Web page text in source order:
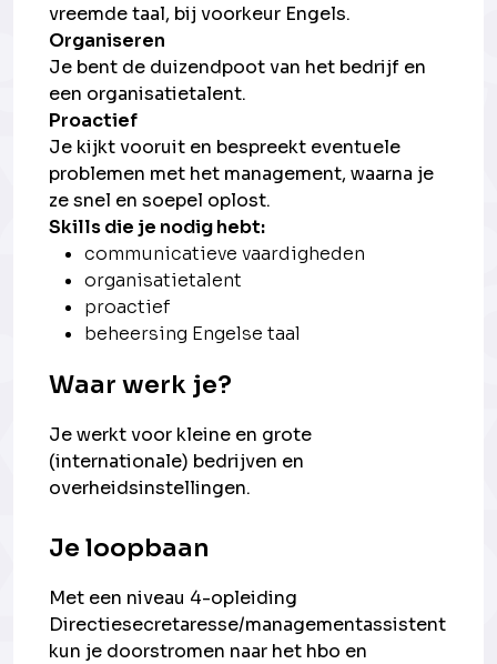
vreemde taal, bij voorkeur Engels.
Organiseren
Je bent de duizendpoot van het bedrijf en
een organisatietalent.
Proactief
Je kijkt vooruit en bespreekt eventuele
problemen met het management, waarna je
ze snel en soepel oplost.
Skills die je nodig hebt:
communicatieve vaardigheden
organisatietalent
proactief
beheersing Engelse taal
Waar werk je?
Je werkt voor kleine en grote
(internationale) bedrijven en
overheidsinstellingen.
Je loopbaan
Met een niveau 4-opleiding
Directiesecretaresse/managementassistent
kun je doorstromen naar het hbo en